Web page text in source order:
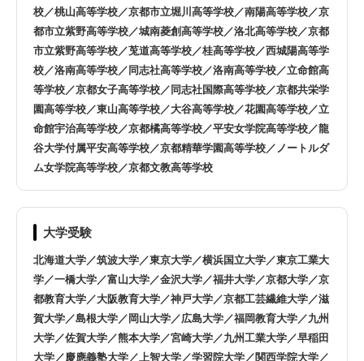
校／桃山高等学校／京都市立堀川高等学校／南陽高等学校／京
都市立紫野高等学校／城南菱創高等学校／洛北高等学校／京都
市立紫野高等学校／莵道高等学校／桂高等学校／西城陽高等学
校／洛南高等学校／同志社高等学校／洛南高等学校／立命館高
等学校／京都女子高等学校／同志社国際高等学校／京都共栄学
園高等学校／東山高等学校／大谷高等学校／花園高等学校／立
命館宇治高等学校／京都橘高等学校／平安女学院高等学校／龍
谷大学付属平安高等学校／京都精華学園高等学校／ノートルダ
ム女学院高等学校／京都文教高等学校
大学受験
北海道大学／筑波大学／東京大学／横浜国立大学／東京工業大
学／一橋大学／富山大学／金沢大学／福井大学／京都大学／京
都教育大学／大阪教育大学／神戸大学／京都工芸繊維大学／滋
賀大学／島根大学／岡山大学／広島大学／福岡教育大学／九州
大学／佐賀大学／熊本大学／宮崎大学／九州工業大学／早稲田
大学／慶應義塾大学／上智大学／学習院大学／関西学院大学／